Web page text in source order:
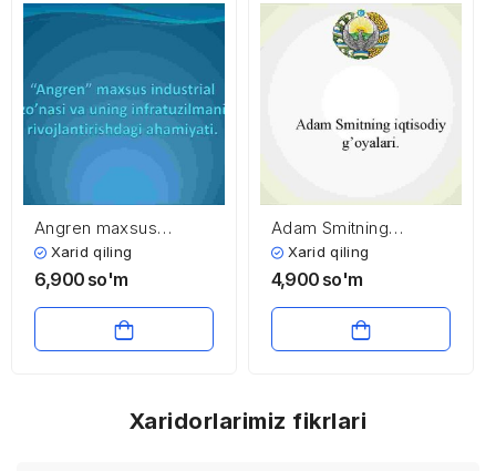
Angren maxsus
industrial zo’nasi va
uning infratuzilmani
Xarid qiling
6,900 so'm
Adam Smitning
iqtisodiy g’oyalari
Xarid qiling
4,900 so'm
Xaridorlarimiz fikrlari